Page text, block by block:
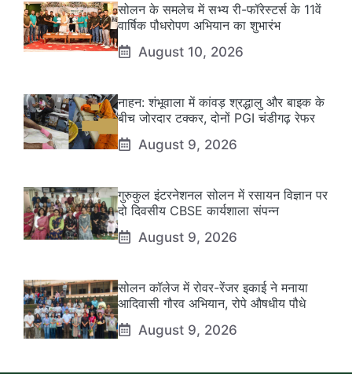
सोलन के समलेच में सभ्य री-फॉरेस्टर्स के 11वें
वार्षिक पौधरोपण अभियान का शुभारंभ
August 10, 2026
नाहन: शंभूवाला में कांवड़ श्रद्धालु और बाइक के
बीच जोरदार टक्कर, दोनों PGI चंडीगढ़ रेफर
August 9, 2026
गुरुकुल इंटरनेशनल सोलन में रसायन विज्ञान पर
दो दिवसीय CBSE कार्यशाला संपन्न
August 9, 2026
सोलन कॉलेज में रोवर-रेंजर इकाई ने मनाया
आदिवासी गौरव अभियान, रोपे औषधीय पौधे
August 9, 2026